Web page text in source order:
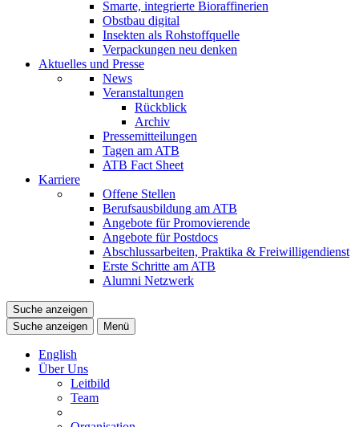
Smarte, integrierte Bioraffinerien
Obstbau digital
Insekten als Rohstoffquelle
Verpackungen neu denken
Aktuelles und Presse
News
Veranstaltungen
Rückblick
Archiv
Pressemitteilungen
Tagen am ATB
ATB Fact Sheet
Karriere
Offene Stellen
Berufsausbildung am ATB
Angebote für Promovierende
Angebote für Postdocs
Abschlussarbeiten, Praktika & Freiwilligendienst
Erste Schritte am ATB
Alumni Netzwerk
Suche anzeigen
Suche anzeigen
Menü
English
Über Uns
Leitbild
Team